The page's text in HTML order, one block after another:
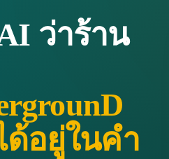
ว่าร้าน
ด้อยู่ในคำ